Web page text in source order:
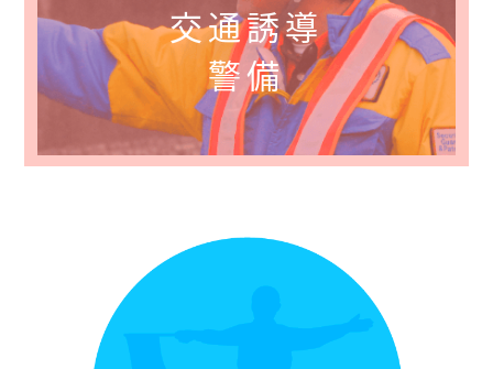
交通誘導
警備